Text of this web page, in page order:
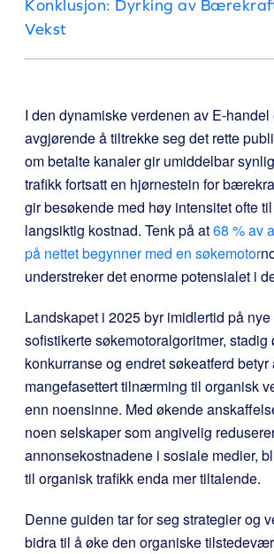
Konklusjon: Dyrking av
Vekst
I den dynamiske verdenen av E-handel
avgjørende å tiltrekke seg det rette
om betalte kanaler gir umiddelbar
trafikk fortsatt en hjørnestein for
gir besøkende med høy intensitet ofte
langsiktig kostnad. Tenk på at68 % av
på nettet begynner med en søkemotor
understreker det enorme potensialet i
Landskapet i 2025 byr imidlertid på
sofistikerte søkemotoralgoritmer, stadig
konkurranse og endret søkeatferd betyr
mangefasettert tilnærming til organisk
enn noensinne. Med økende
noen selskaper som angivelig
annonsekostnadene i sosiale medier,
til organisk trafikk enda mer tiltalende.
Denne guiden tar for seg strategier og
bidra til å øke den organiske